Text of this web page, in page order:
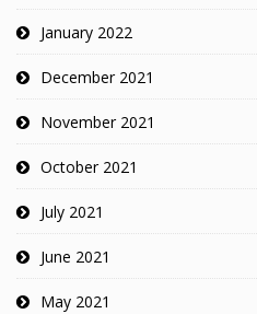
January 2022
December 2021
November 2021
October 2021
July 2021
June 2021
May 2021